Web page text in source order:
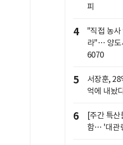
피
4
"직접 농
라"… 양도
6070
5
서장훈,
억에 내놨
6
[주간 특
함… '대관